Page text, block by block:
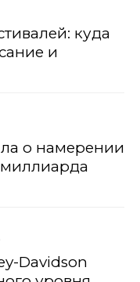
куда
и
о намерении
Davidson